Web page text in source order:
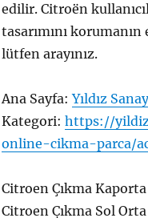
edilir. Citroën
tasarımını
lütfen arayınız.
Ana Sayfa:Yıldız
Kategori: https://
online-cikma-parca/
Citroen Çıkma
Citroen Çıkma Sol